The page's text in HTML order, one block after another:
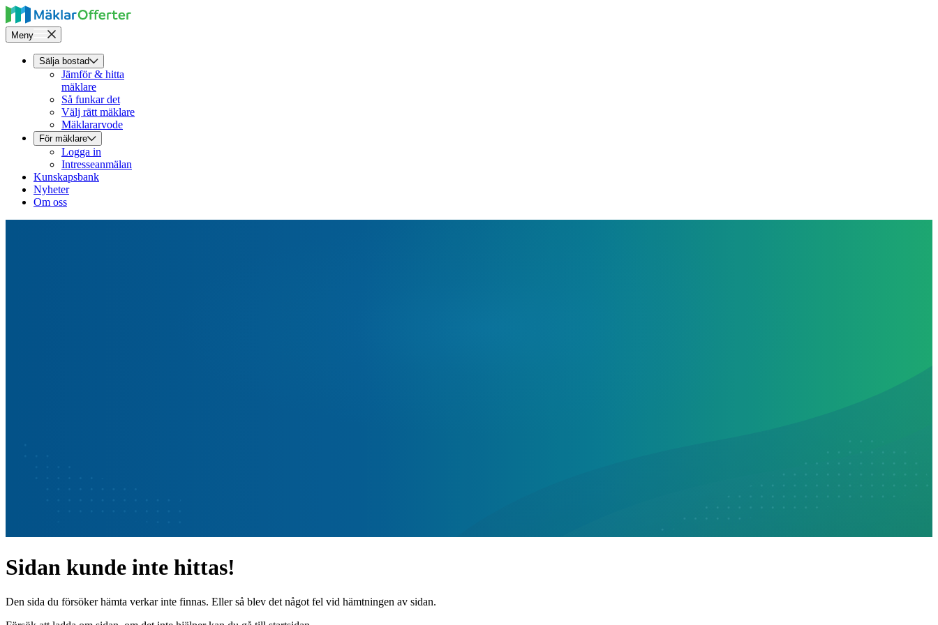
Meny
Sälja bostad
Jämför & hitta
mäklare
Så funkar det
Välj rätt mäklare
Mäklararvode
För mäklare
Logga in
Intresseanmälan
Kunskapsbank
Nyheter
Om oss
Sidan kunde inte hittas!
Den sida du försöker hämta verkar inte finnas. Eller så blev det något fel vid hämtningen av sidan.